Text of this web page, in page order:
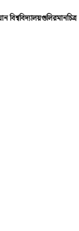
বিশ্ববিদ্যালয়গুলিরমানচিত্র